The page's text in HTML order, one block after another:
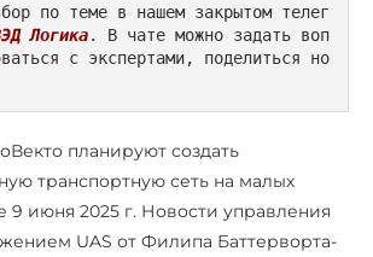
по теме в нашем закрытом телег
Логика. В чате можно задать воп
с экспертами, поделиться но
планируют создать
транспортную сеть на малых
9 июня 2025 г. Новости управления
UAS от Филипа Баттерворта-